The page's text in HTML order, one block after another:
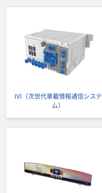
IVI（次世代車載情報通信システ
ム）